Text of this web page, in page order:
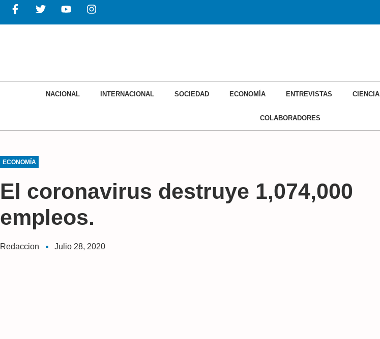
NACIONAL INTERNACIONAL SOCIEDAD ECONOMÍA ENTREVISTAS CIENCIA
COLABORADORES
ECONOMÍA
El coronavirus destruye 1,074,000
empleos.
Redaccion Julio 28, 2020